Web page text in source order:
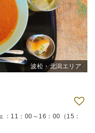
波松・北潟エリア
11：00～16：00（15：